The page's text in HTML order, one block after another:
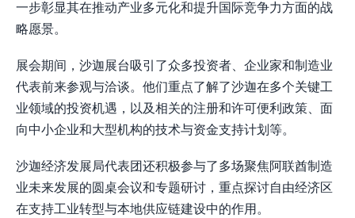
一步彰显其在推动产业多元化和提升国际竞争力方面的战
略愿景。
展会期间，沙迦展台吸引了众多投资者、企业家和制造业
代表前来参观与洽谈。他们重点了解了沙迦在多个关键工
业领域的投资机遇，以及相关的注册和许可便利政策、面
向中小企业和大型机构的技术与资金支持计划等。
沙迦经济发展局代表团还积极参与了多场聚焦阿联酋制造
业未来发展的圆桌会议和专题研讨，重点探讨自由经济区
在支持工业转型与本地供应链建设中的作用。